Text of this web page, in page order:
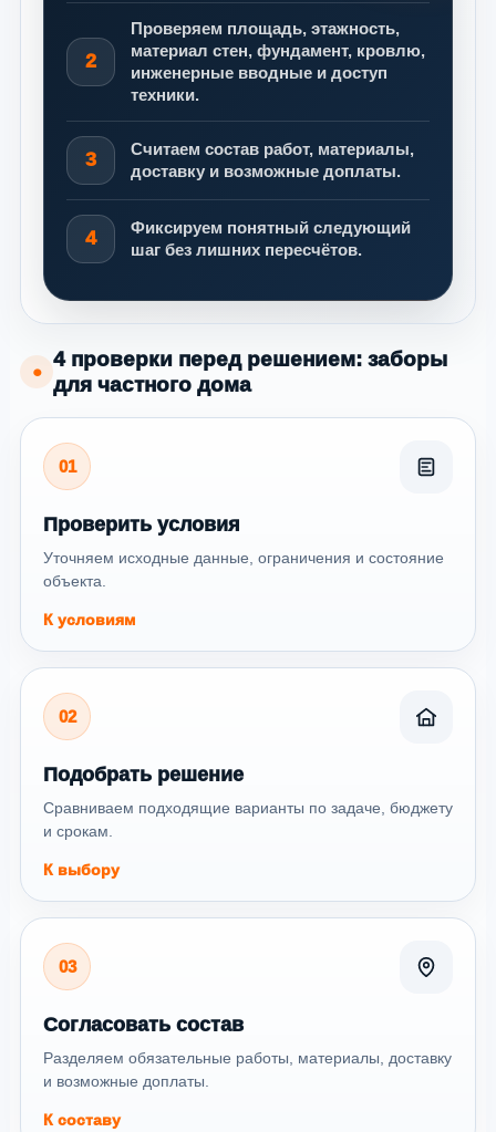
2
Проверяем площадь, этажность,
материал стен, фундамент, кровлю,
инженерные вводные и доступ
техники.
3
Считаем состав работ, материалы,
доставку и возможные доплаты.
4
Фиксируем понятный следующий
шаг без лишних пересчётов.
●
4 проверки перед решением: заборы
для частного дома
01
Проверить условия
Уточняем исходные данные, ограничения и состояние
объекта.
К условиям
02
Подобрать решение
Сравниваем подходящие варианты по задаче, бюджету
и срокам.
К выбору
03
Согласовать состав
Разделяем обязательные работы, материалы, доставку
и возможные доплаты.
К составу